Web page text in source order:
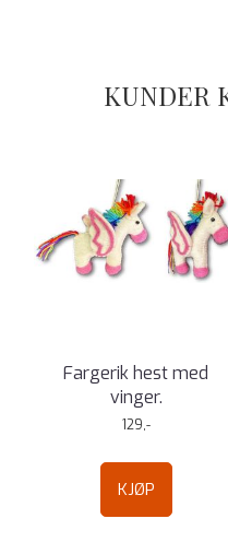
KUNDER
Fargerik hest med
vinger.
129,-
KJØP